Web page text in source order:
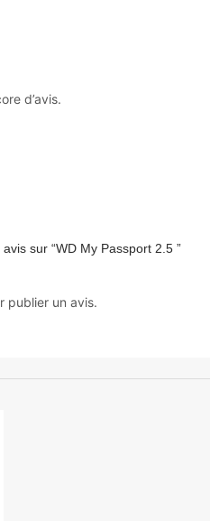
d’avis.
sur “WD My Passport 2.5 ”
publier un avis.